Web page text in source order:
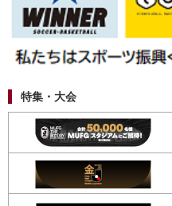
特集・大会